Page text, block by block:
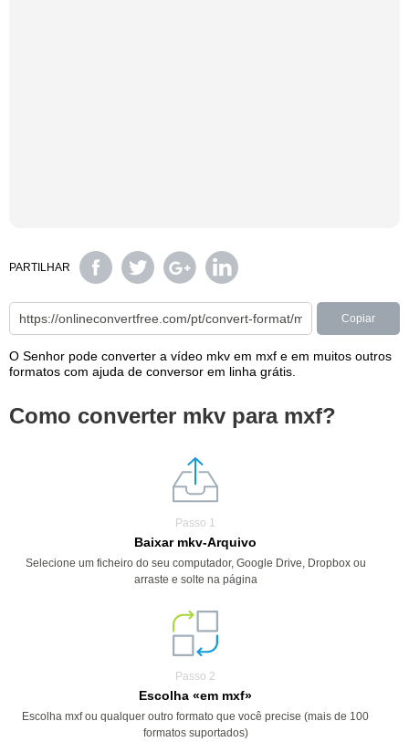
PARTILHAR
Copiar
O Senhor pode converter a vídeo mkv em mxf e em muitos outros
formatos com ajuda de conversor em linha grátis.
Como converter mkv para mxf?
Passo 1
Baixar mkv-Arquivo
Selecione um ficheiro do seu computador, Google Drive, Dropbox ou
arraste e solte na página
Passo 2
Escolha «em mxf»
Escolha mxf ou qualquer outro formato que você precise (mais de 100
formatos suportados)